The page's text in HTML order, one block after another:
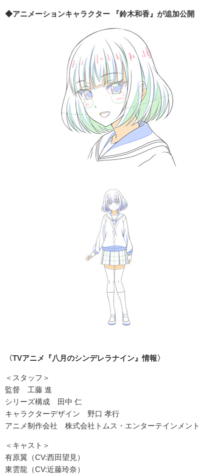
◆アニメーションキャラクター 『鈴木和香』が追加公開
〈TVアニメ『八月のシンデレラナイン』情報〉
＜スタッフ＞
監督 工藤 進
シリーズ構成 田中 仁
キャラクターデザイン 野口 孝行
アニメ制作会社 株式会社トムス・エンターテインメント
＜キャスト＞
有原翼（CV:西田望見）
東雲龍（CV:近藤玲奈）